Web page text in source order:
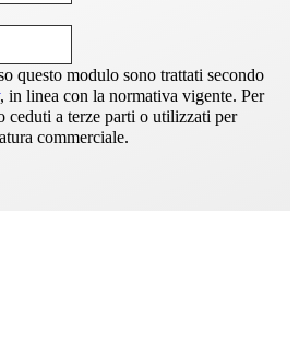
questo modulo sono trattati secondo
, in linea con la normativa vigente. Per
ceduti a terze parti o utilizzati per
commerciale.